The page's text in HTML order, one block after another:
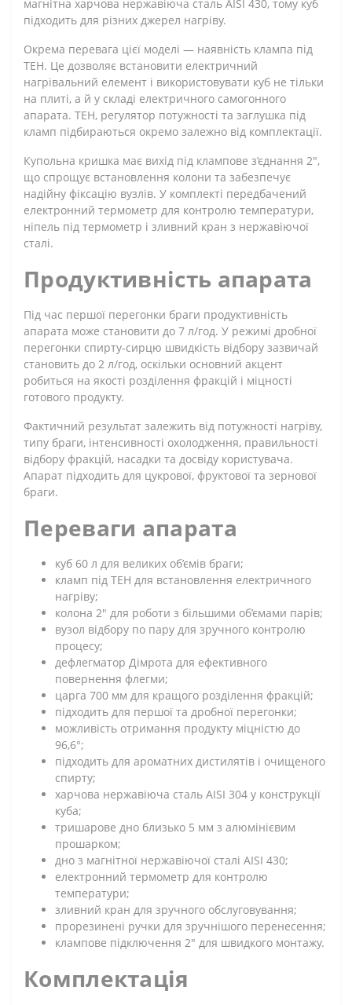
магнітна харчова нержавіюча сталь AISI 430, тому куб
підходить для різних джерел нагріву.
Окрема перевага цієї моделі — наявність клампа під
ТЕН. Це дозволяє встановити електричний
нагрівальний елемент і використовувати куб не тільки
на плиті, а й у складі електричного самогонного
апарата. ТЕН, регулятор потужності та заглушка під
кламп підбираються окремо залежно від комплектації.
Купольна кришка має вихід під клампове з’єднання 2",
що спрощує встановлення колони та забезпечує
надійну фіксацію вузлів. У комплекті передбачений
електронний термометр для контролю температури,
ніпель під термометр і зливний кран з нержавіючої
сталі.
Продуктивність апарата
Під час першої перегонки браги продуктивність
апарата може становити до 7 л/год. У режимі дробної
перегонки спирту-сирцю швидкість відбору зазвичай
становить до 2 л/год, оскільки основний акцент
робиться на якості розділення фракцій і міцності
готового продукту.
Фактичний результат залежить від потужності нагріву,
типу браги, інтенсивності охолодження, правильності
відбору фракцій, насадки та досвіду користувача.
Апарат підходить для цукрової, фруктової та зернової
браги.
Переваги апарата
куб 60 л для великих об’ємів браги;
кламп під ТЕН для встановлення електричного
нагріву;
колона 2" для роботи з більшими об’ємами парів;
вузол відбору по пару для зручного контролю
процесу;
дефлегматор Дімрота для ефективного
повернення флегми;
царга 700 мм для кращого розділення фракцій;
підходить для першої та дробної перегонки;
можливість отримання продукту міцністю до
96,6°;
підходить для ароматних дистилятів і очищеного
спирту;
харчова нержавіюча сталь AISI 304 у конструкції
куба;
тришарове дно близько 5 мм з алюмінієвим
прошарком;
дно з магнітної нержавіючої сталі AISI 430;
електронний термометр для контролю
температури;
зливний кран для зручного обслуговування;
прорезинені ручки для зручнішого перенесення;
клампове підключення 2" для швидкого монтажу.
Комплектація